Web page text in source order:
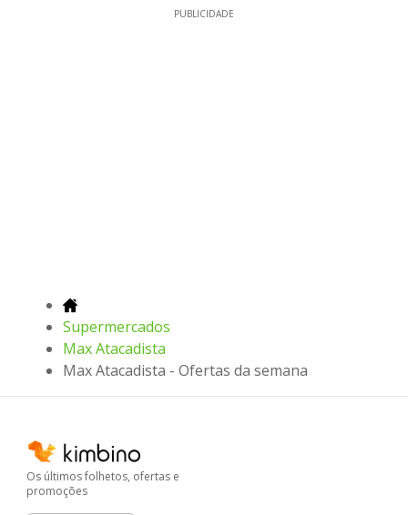
PUBLICIDADE
Supermercados
Max Atacadista
Max Atacadista - Ofertas da semana
Os últimos folhetos, ofertas e
promoções